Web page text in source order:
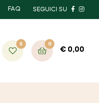
FAQ SEGUICI SU
5 0
€ 0,00